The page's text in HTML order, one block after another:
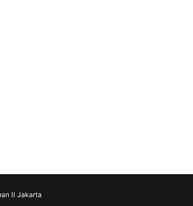
II Jakarta